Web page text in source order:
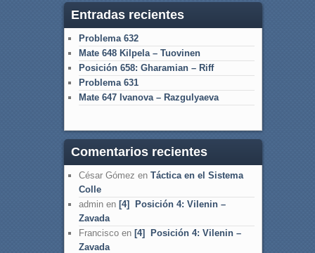
Entradas recientes
Problema 632
Mate 648 Kilpela – Tuovinen
Posición 658: Gharamian – Riff
Problema 631
Mate 647 Ivanova – Razgulyaeva
Comentarios recientes
César Gómez en Táctica en el Sistema
Colle
adminen [4] Posición 4: Vilenin –
Zavada
Franciscoen [4] Posición 4: Vilenin –
Zavada